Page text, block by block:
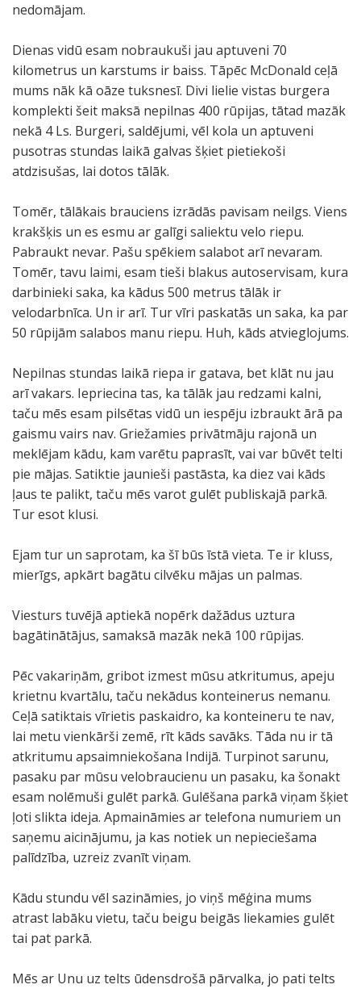
nedomājam.
Dienas vidū esam nobraukuši jau aptuveni 70
kilometrus un karstums ir baiss. Tāpēc McDonald ceļā
mums nāk kā oāze tuksnesī. Divi lielie vistas burgera
komplekti šeit maksā nepilnas 400 rūpijas, tātad mazāk
nekā 4 Ls. Burgeri, saldējumi, vēl kola un aptuveni
pusotras stundas laikā galvas šķiet pietiekoši
atdzisušas, lai dotos tālāk.
Tomēr, tālākais brauciens izrādās pavisam neilgs. Viens
krakšķis un es esmu ar galīgi saliektu velo riepu.
Pabraukt nevar. Pašu spēkiem salabot arī nevaram.
Tomēr, tavu laimi, esam tieši blakus autoservisam, kura
darbinieki saka, ka kādus 500 metrus tālāk ir
velodarbnīca. Un ir arī. Tur vīri paskatās un saka, ka par
50 rūpijām salabos manu riepu. Huh, kāds atvieglojums.
Nepilnas stundas laikā riepa ir gatava, bet klāt nu jau
arī vakars. Iepriecina tas, ka tālāk jau redzami kalni,
taču mēs esam pilsētas vidū un iespēju izbraukt ārā pa
gaismu vairs nav. Griežamies privātmāju rajonā un
meklējam kādu, kam varētu paprasīt, vai var būvēt telti
pie mājas. Satiktie jaunieši pastāsta, ka diez vai kāds
ļaus te palikt, taču mēs varot gulēt publiskajā parkā.
Tur esot klusi.
Ejam tur un saprotam, ka šī būs īstā vieta. Te ir kluss,
mierīgs, apkārt bagātu cilvēku mājas un palmas.
Viesturs tuvējā aptiekā nopērk dažādus uztura
bagātinātājus, samaksā mazāk nekā 100 rūpijas.
Pēc vakariņām, gribot izmest mūsu atkritumus, apeju
krietnu kvartālu, taču nekādus konteinerus nemanu.
Ceļā satiktais vīrietis paskaidro, ka konteineru te nav,
lai metu vienkārši zemē, rīt kāds savāks. Tāda nu ir tā
atkritumu apsaimniekošana Indijā. Turpinot sarunu,
pasaku par mūsu velobraucienu un pasaku, ka šonakt
esam nolēmuši gulēt parkā. Gulēšana parkā viņam šķiet
ļoti slikta ideja. Apmaināmies ar telefona numuriem un
saņemu aicinājumu, ja kas notiek un nepieciešama
palīdzība, uzreiz zvanīt viņam.
Kādu stundu vēl sazināmies, jo viņš mēģina mums
atrast labāku vietu, taču beigu beigās liekamies gulēt
tai pat parkā.
Mēs ar Unu uz telts ūdensdrošā pārvalka, jo pati telts